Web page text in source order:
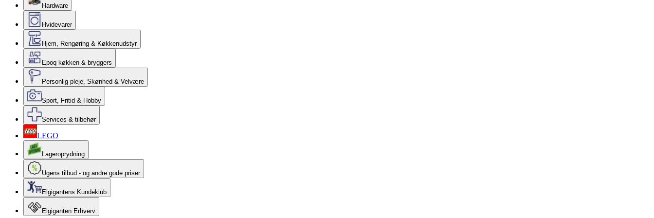
Hardware
Hvidevarer
Hjem, Rengøring & Køkkenudstyr
Epoq køkken & bryggers
Personlig pleje, Skønhed & Velvære
Sport, Fritid & Hobby
Services & tilbehør
LEGO
Lageroprydning
Ugens tilbud - og andre gode priser
Elgigantens Kundeklub
Elgiganten Erhverv